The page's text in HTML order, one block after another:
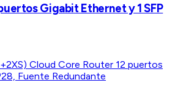
Gigabit Ethernet y 1 SFP